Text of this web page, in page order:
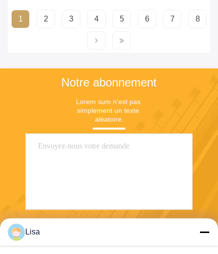
1 2 3 4 5 6 7 8
Notre abonnement
Lorem sum n'est pas
simplement un texte
aléatoire.
Lisa